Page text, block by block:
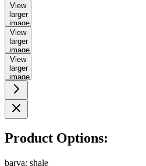
View
larger
image
View
larger
image
View
larger
image
Product Options:
barva: shale